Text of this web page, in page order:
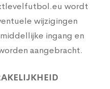
wordt
wijzigingen
ingang en
aangebracht.